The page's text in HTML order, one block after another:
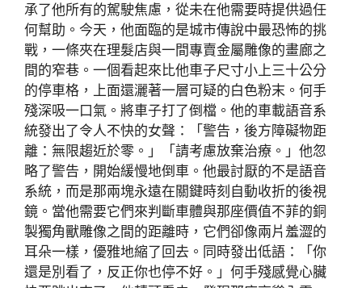
承了他所有的駕駛焦慮，從未在他需要時提供過任
何幫助。今天，他面臨的是城市傳說中最恐怖的挑
戰，一條夾在理髮店與一間專賣金屬雕像的畫廊之
間的窄巷。一個看起來比他車子尺寸小上三十公分
的停車格，上面還灑著一層可疑的白色粉末。何手
殘深吸一口氣。將車子打了倒檔。他的車載語音系
統發出了令人不快的女聲：「警告，後方障礙物距
離：無限趨近於零。」「請考慮放棄治療。」他忽
略了警告，開始緩慢地倒車。他最討厭的不是語音
系統，而是那兩塊永遠在關鍵時刻自動收折的後視
鏡。當他需要它們來判斷車體與那座價值不菲的銅
製獨角獸雕像之間的距離時，它們卻像兩片羞澀的
耳朵一樣，優雅地縮了回去。同時發出低語：「你
還是別看了，反正你也停不好。」何手殘感覺心臟